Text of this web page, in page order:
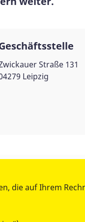
Straße 131
Leipzig
- DER
die auf Ihrem